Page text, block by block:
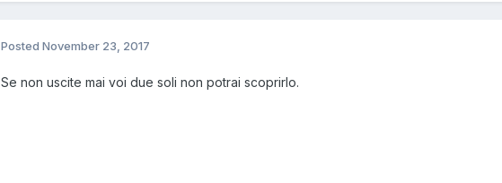
Posted November 23, 2017
Se non uscite mai voi due soli non potrai scoprirlo.